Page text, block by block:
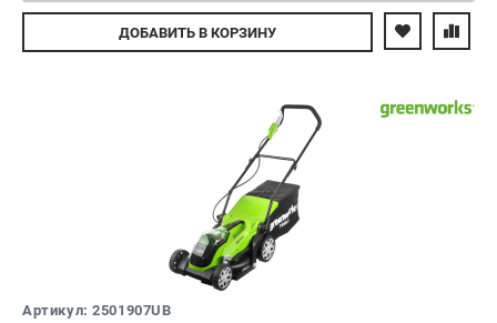
Авторизуйтесь
ДОБАВИТЬ В КОРЗИНУ
Артикул: 2501907UB